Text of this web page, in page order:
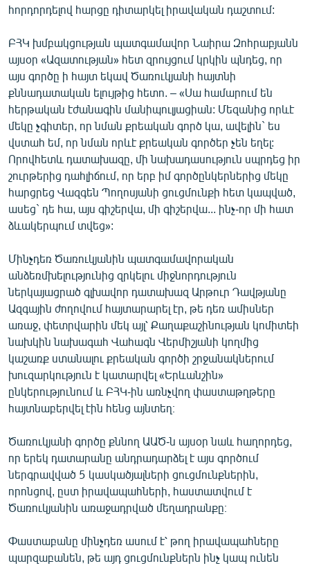
հորդորդելով հարցը դիտարկել իրավական դաշտում:
ԲՀԿ խմբակցության պատգամավոր Նաիրա Զոհրաբյանն
այսօր «Ազատության» հետ զրույցում կրկին պնդեց, որ
այս գործը ի հայտ եկավ Ծառուկյանի հայտնի
քննադատական ելույթից հետո. – «Սա համարում են
հերթական էժանագին մանիպուլյացիան: Մեզանից որևէ
մեկը չգիտեր, որ նման քրեական գործ կա, ավելին` ես
վստահ եմ, որ նման որևէ քրեական գործեր չեն եղել:
Որովհետև դատախազը, մի նախադասություն սպրդեց իր
շուրթերից դահլիճում, որ երբ իմ գործընկերներից մեկը
հարցրեց Վազգեն Պողոսյանի ցուցմունքի հետ կապված,
ասեց` դե հա, այս գիշերվա, մի գիշերվա... ինչ-որ մի հատ
ձևակերպում տվեց»:
Մինչդեռ Ծառուկյանին պատգամավորական
անձեռմխելությունից զրկելու միջնորդություն
ներկայացրած գլխավոր դատախազ Արթուր Դավթյանը
Ազգային ժողովում հայտարարել էր, թե դեռ ամիսներ
առաջ, փետրվարին մեկ այլ՝ Քաղաքաշինության կոմիտեի
նախկին նախագահ Վահագն Վերմիշյանի կողմից
կաշառք ստանալու քրեական գործի շրջանակներում
խուզարկություն է կատարվել «Երևանշին»
ընկերությունում և ԲՀԿ-ին առնչվող փաստաթղթերը
հայտնաբերվել էին հենց այնտեղ։
Ծառուկյանի գործը քննող ԱԱԾ-ն այսօր նաև հաղորդեց,
որ երեկ դատարանը անդրադարձել է այս գործում
ներգրավված 5 կասկածյալների ցուցմունքներին,
որոնցով, ըստ իրավապահների, հաստատվում է
Ծառուկյանին առաջադրված մեղադրանքը։
Փաստաբանը մինչդեռ ասում է՝ թող իրավապահները
պարզաբանեն, թե այդ ցուցմունքներն ինչ կապ ունեն